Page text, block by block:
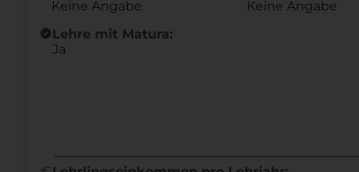
Keine Angabe
Keine Angabe
new_releasesLehre mit Matura:
Ja